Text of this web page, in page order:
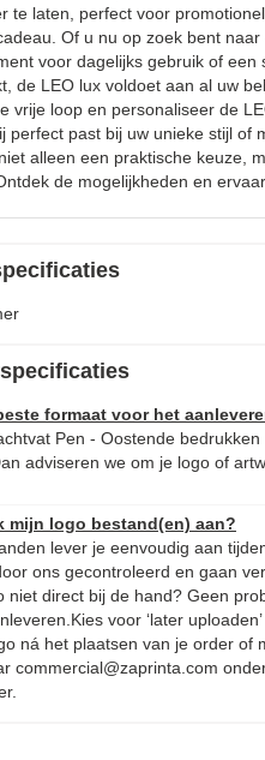
te laten, perfect voor
Of u nu op zoek bent
voor dagelijks gebruik of een
de LEO lux voldoet aan al uw
vrije loop en personaliseer de
perfect past bij uw unieke stijl of
alleen een praktische keuze,
de mogelijkheden en
formaat voor het
Pen - Oostende
adviseren we om je logo of
mijn logo bestand(en) aan?
lever je eenvoudig aan
ons gecontroleerd en gaan
niet direct bij de hand? Geen
voor ‘later
ná het plaatsen van je order of
commercial@zaprinta.com